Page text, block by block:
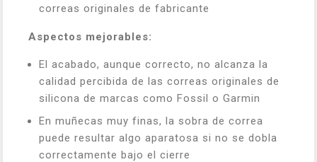
correas originales de fabricante
Aspectos mejorables:
El acabado, aunque correcto, no alcanza la
calidad percibida de las correas originales de
silicona de marcas como Fossil o Garmin
En muñecas muy finas, la sobra de correa
puede resultar algo aparatosa si no se dobla
correctamente bajo el cierre